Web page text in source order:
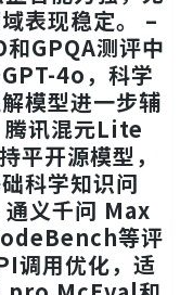
表现稳定。 –
GPQA测评中
4o，科学
模型进一步辅
腾讯混元Lite
平开源模型，
科学知识问
通义千问 Max
等评
调用优化，适